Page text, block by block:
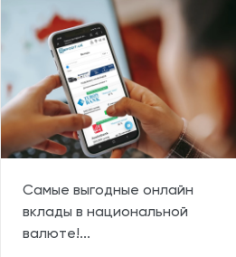
Самые выгодные онлайн
вклады в национальной
валюте!...